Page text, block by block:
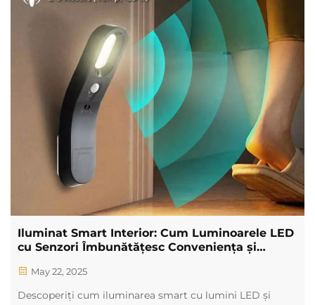
Iluminat Smart Interior: Cum Luminoarele LED
cu Senzori Îmbunătățesc Conveniența și
May 22, 2025
Descoperiți cum iluminarea smart cu lumini LED și